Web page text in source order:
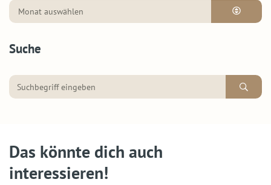
Suche
Das könnte dich auch
interessieren!